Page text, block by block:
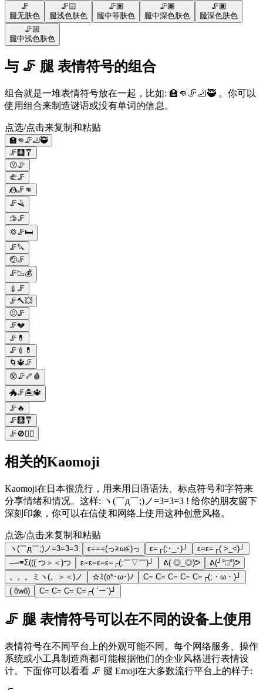
🦵
腿无肤色
🦵🏻
腿浅色肤色
🦵🏽
腿中等肤色
🦵🏾
腿中深色肤色
🦵🏿
腿深色肤色
🦵🏼
腿中浅色肤色
与 🦵 腿 表情符号的组合
组合就是一堆表情符号放在一起，比如: 🏫👊🦵🦶🥷 。你可以
使用组合来制造谜语或没有单词的信息。
点选/点击来复制和粘贴
🏫👊🦵🦶🥷
🦵🩻🩼
😗🦵
🫲🦵
🤼🦵👊
🦵🪒
🫱🦵
💢🦵🛏
🦵🔪
🤕🦵
🦵📉💰
💉🦵
🦵🔨💥
🙁🦵
🦵💔
🦵💊
🦵💉💊
🌀🔱🦵
😵🦵🦴🩸
🐲🦵🏝🔱
🦵🔥
🦵🩻🩼
🦵🚫🏃‍♀️
相关的Kaomoji
Kaomoji在日本很流行，用来用日语语法、标点符号和字符来
分享情绪和情况。这样: ヽ(￣д￣;)ノ=3=3=3 ! 给你的朋友留下
深刻印象，你可以在信使和网络上使用这种创意风格。
点选/点击来复制和粘贴
ヽ(￣д￣;)ノ=3=3=3 ε===(っ≧ω≦)っ ε=┌(;･_･)┘
ε=ε=┌( >_<)┘
─=≡Σ((( つ＞＜)つ
ε=ε=ε=ε=┌(;￣▽￣)┘ ᕕ( ◎_◎)ᕗ
ᕕ(╯°□°)ᕗ
。。。ミヽ(。＞＜)ノ
☆ﾐ(o*･ω･)ﾉ
C= C= C= C= C=┌(;・ω・)┘
( ôwô)
C= C= C= C=┌( `ー´)┘
🦵 腿 表情符号可以在不同的设备上使用
表情符号在不同平台上的外观可能不同。每个网络服务、操作
系统或小工具制造商都可能根据他们的企业风格进行表情设
计。下面你可以看看 🦵 腿 Emoji在大多数流行平台上的样子: